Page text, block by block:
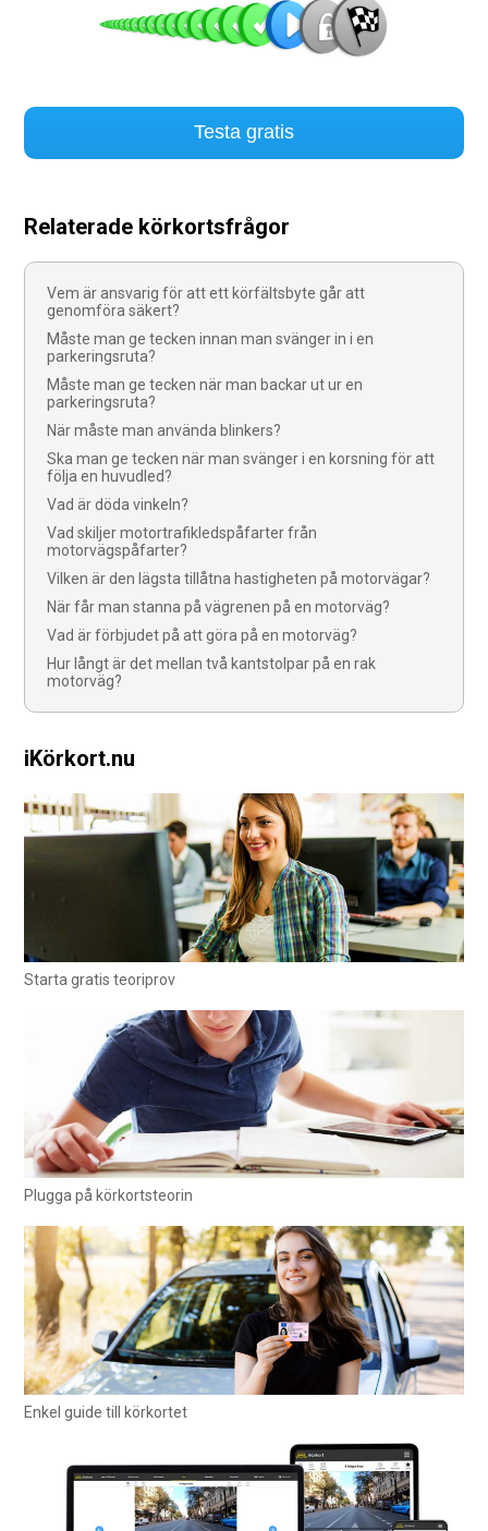
Testa gratis
Relaterade körkortsfrågor
Vem är ansvarig för att ett körfältsbyte går att
genomföra säkert?
Måste man ge tecken innan man svänger in i en
parkeringsruta?
Måste man ge tecken när man backar ut ur en
parkeringsruta?
När måste man använda blinkers?
Ska man ge tecken när man svänger i en korsning för att
följa en huvudled?
Vad är döda vinkeln?
Vad skiljer motortrafikledspåfarter från
motorvägspåfarter?
Vilken är den lägsta tillåtna hastigheten på motorvägar?
När får man stanna på vägrenen på en motorväg?
Vad är förbjudet på att göra på en motorväg?
Hur långt är det mellan två kantstolpar på en rak
motorväg?
iKörkort.nu
Starta gratis teoriprov
Plugga på körkortsteorin
Enkel guide till körkortet